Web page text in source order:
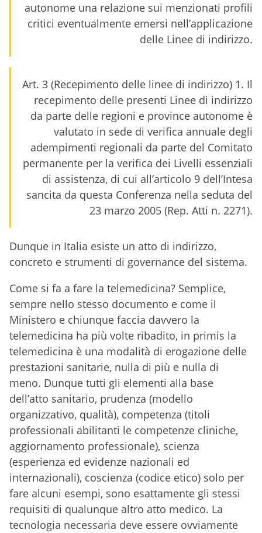
autonome una relazione sui menzionati profili
critici eventualmente emersi nell’applicazione
delle Linee di indirizzo.
Art. 3 (Recepimento delle linee di indirizzo) 1. Il
recepimento delle presenti Linee di indirizzo
da parte delle regioni e province autonome è
valutato in sede di verifica annuale degli
adempimenti regionali da parte del Comitato
permanente per la verifica dei Livelli essenziali
di assistenza, di cui all’articolo 9 dell’Intesa
sancita da questa Conferenza nella seduta del
23 marzo 2005 (Rep. Atti n. 2271).
Dunque in Italia esiste un atto di indirizzo,
concreto e strumenti di governance del sistema.
Come si fa a fare la telemedicina? Semplice,
sempre nello stesso documento e come il
Ministero e chiunque faccia davvero la
telemedicina ha più volte ribadito, in primis la
telemedicina è una modalità di erogazione delle
prestazioni sanitarie, nulla di più e nulla di
meno. Dunque tutti gli elementi alla base
dell’atto sanitario, prudenza (modello
organizzativo, qualità), competenza (titoli
professionali abilitanti le competenze cliniche,
aggiornamento professionale), scienza
(esperienza ed evidenze nazionali ed
internazionali), coscienza (codice etico) solo per
fare alcuni esempi, sono esattamente gli stessi
requisiti di qualunque altro atto medico. La
tecnologia necessaria deve essere ovviamente